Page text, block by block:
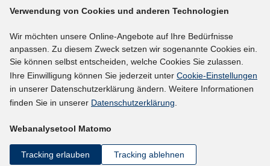
Barrieren melden
Social-Media-Kanäle
BlueSky
YouTube
LinkedIn
kununu
Netiquette
Verwendung von Cookies und anderen Technologien
Wir möchten unsere Online-Angebote auf Ihre Bedürfnisse
anpassen. Zu diesem Zweck setzen wir sogenannte Cookies ein.
Sie können selbst entscheiden, welche Cookies Sie zulassen.
Ihre Einwilligung können Sie jederzeit unter Cookie-Einstellungen
in unserer Datenschutzerklärung ändern. Weitere Informationen
finden Sie in unserer Datenschutzerklärung.
Webanalysetool Matomo
Tracking erlauben Tracking ablehnen